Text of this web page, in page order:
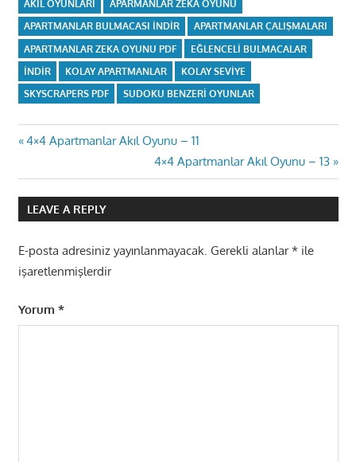
AKIL OYUNLARI
APARMANLAR ZEKA OYUNU
APARTMANLAR BULMACASI INDIR
APARTMANLAR ÇALIŞMALARI
APARTMANLAR ZEKA OYUNU PDF
EĞLENCELI BULMACALAR
INDIR
KOLAY APARTMANLAR
KOLAY SEVIYE
SKYSCRAPERS PDF
SUDOKU BENZERI OYUNLAR
Yazı
gezinmesi
Previous
4×4 Apartmanlar Akıl Oyunu – 11
Next
Post:
4×4 Apartmanlar Akıl Oyunu – 13
LEAVE A REPLY
E-posta adresiniz yayınlanmayacak. Gerekli alanlar*ile
işaretlenmişlerdir
Yorum *